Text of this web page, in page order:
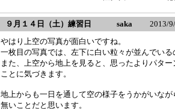
９月１４日（土）練習日 saka 2013/9/
やはり上空の写真が面白いですね。
一枚目の写真では、左下に白い粒々が並んでい
また、上空から地上を見ると、思ったよりパタ
ことに気づきます。
地上からも一日を通して空の様子をうかがいな
無いことだと思います。